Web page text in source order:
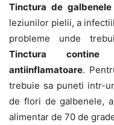
Tinctura de galbenele
leziunilor pielii, a
probleme unde
Tinctura
antiinflamatoare.
trebuie sa puneti intr-
de flori de galbenele,
alimentar de 70 de